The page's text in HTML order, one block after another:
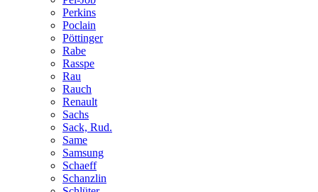
Perkins
Poclain
Pöttinger
Rabe
Rasspe
Rau
Rauch
Renault
Sachs
Sack, Rud.
Same
Samsung
Schaeff
Schanzlin